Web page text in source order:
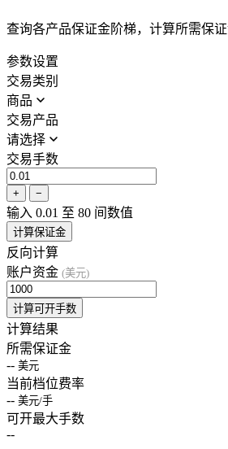
查询各产品保证金阶梯，计算所需保
参数设置
交易类别
商品
交易产品
请选择
交易手数
+ −
输入 0.01 至 80 间数值
计算保证金
反向计算
账户资金 (美元)
计算可开手数
计算结果
所需保证金
-- 美元
当前档位费率
-- 美元/手
可开最大手数
--